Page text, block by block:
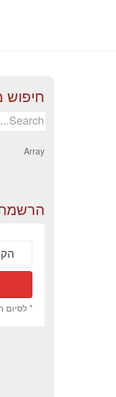
חיפוש
Search
Array
הרשמה
* לסיום